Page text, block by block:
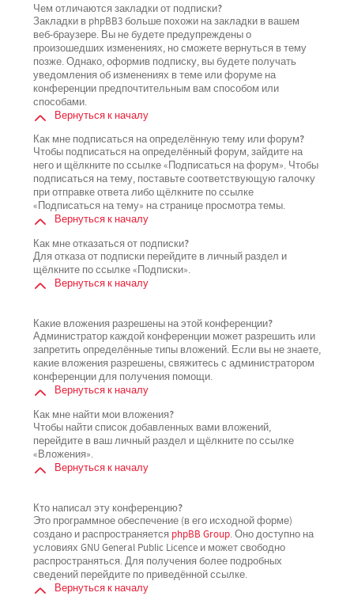
Чем отличаются закладки от подписки?
Закладки в phpBB3 больше похожи на закладки в вашем
веб-браузере. Вы не будете предупреждены о
произошедших изменениях, но сможете вернуться в тему
позже. Однако, оформив подписку, вы будете получать
уведомления об изменениях в теме или форуме на
конференции предпочтительным вам способом или
способами.
Вернуться к началу
Как мне подписаться на определённую тему или форум?
Чтобы подписаться на определённый форум, зайдите на
него и щёлкните по ссылке «Подписаться на форум». Чтобы
подписаться на тему, поставьте соответствующую галочку
при отправке ответа либо щёлкните по ссылке
«Подписаться на тему» на странице просмотра темы.
Вернуться к началу
Как мне отказаться от подписки?
Для отказа от подписки перейдите в личный раздел и
щёлкните по ссылке «Подписки».
Вернуться к началу
Какие вложения разрешены на этой конференции?
Администратор каждой конференции может разрешить или
запретить определённые типы вложений. Если вы не знаете,
какие вложения разрешены, свяжитесь с администратором
конференции для получения помощи.
Вернуться к началу
Как мне найти мои вложения?
Чтобы найти список добавленных вами вложений,
перейдите в ваш личный раздел и щёлкните по ссылке
«Вложения».
Вернуться к началу
Кто написал эту конференцию?
Это программное обеспечение (в его исходной форме)
создано и распространяется phpBB Group. Оно доступно на
условиях GNU General Public Licence и может свободно
распространяться. Для получения более подробных
сведений перейдите по приведённой ссылке.
Вернуться к началу